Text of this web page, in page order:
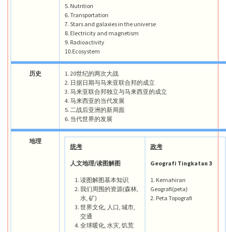
5. Nutrition
6. Transportation
7. Stars and galaxies in the universe
8. Electricity and magnetism
9. Radioactivity
10.Ecosystem
历史
1. 20世纪的两次大战
2. 日据日期与马来亚联合邦的成立
3. 马来亚联合邦独立与马来西亚的成立
4. 马来西亚的当代发展
5. 二战后亚洲的新局面
6. 当代世界的发展
地理
统考
人文地理/读图解图
读图解图基本知识
我们周围的资源(森林,
水, 矿)
世界文化, 人口, 城市,
交通
全球暖化, 水灾, 饥荒
政考
Geografi Tingkatan 3
1. Kemahiran
Geografi(peta)
2. Peta Topografi